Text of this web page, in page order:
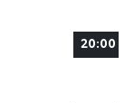
20:00